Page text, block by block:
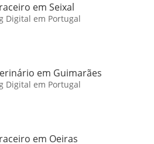
em Seixal
Digital em Portugal
em Guimarães
Digital em Portugal
em Oeiras